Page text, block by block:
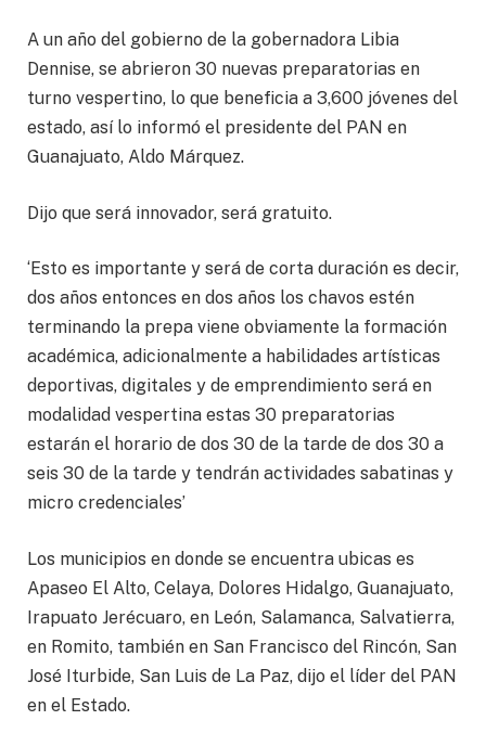
A un año del gobierno de la gobernadora Libia
Dennise, se abrieron 30 nuevas preparatorias en
turno vespertino, lo que beneficia a 3,600 jóvenes del
estado, así lo informó el presidente del PAN en
Guanajuato, Aldo Márquez.
Dijo que será innovador, será gratuito.
‘Esto es importante y será de corta duración es decir,
dos años entonces en dos años los chavos estén
terminando la prepa viene obviamente la formación
académica, adicionalmente a habilidades artísticas
deportivas, digitales y de emprendimiento será en
modalidad vespertina estas 30 preparatorias
estarán el horario de dos 30 de la tarde de dos 30 a
seis 30 de la tarde y tendrán actividades sabatinas y
micro credenciales’
Los municipios en donde se encuentra ubicas es
Apaseo El Alto, Celaya, Dolores Hidalgo, Guanajuato,
Irapuato Jerécuaro, en León, Salamanca, Salvatierra,
en Romito, también en San Francisco del Rincón, San
José Iturbide, San Luis de La Paz, dijo el líder del PAN
en el Estado.